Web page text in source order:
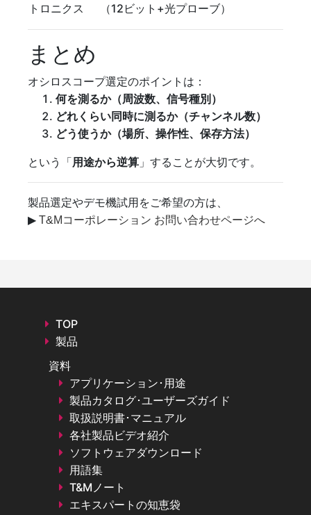
トロニクス
（12ビット+光プローブ）
まとめ
オシロスコープ選定のポイントは：
何を測るか（周波数、信号種別）
どれくらい同時に測るか（チャンネル数）
どう使うか（場所、操作性、保存方法）
という「 用途から逆算 」することが大切です。
製品選定やデモ機試用をご希望の方は、
▶ T&Mコーポレーション お問い合わせページへ
TOP
製品
資料
アプリケーション･用途
製品カタログ･ユーザーズガイド
取扱説明書･マニュアル
各社製品ビデオ紹介
ソフトウェアダウンロード
用語集
T&Mノート
エキスパートの知恵袋